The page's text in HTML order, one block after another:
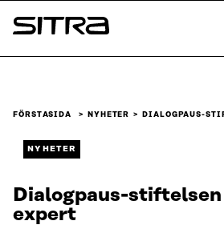
Skip to
content
Sitra
FÖRSTASIDA NYHETER DIALOGPAUS-
NYHETER
Dialogpaus-stiftelsen
expert